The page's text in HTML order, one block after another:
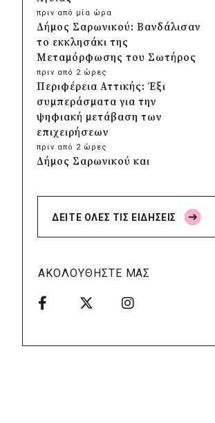
πριν από μία ώρα
Δήμος Σαρωνικού: Βανδάλισαν
το εκκλησάκι της
Μεταμόρφωσης του Σωτήρος
πριν από 2 ώρες
Περιφέρεια Αττικής: Έξι
συμπεράσματα για την
ψηφιακή μετάβαση των
επιχειρήσεων
πριν από 2 ώρες
Δήμος Σαρωνικού και
πριν από 2 ώρες
Δήμος Κυθήρων: Απαγόρευση
Λυκοδήμου για λόγους
πριν από 2 ώρες
Προφυλακίστηκε ο δήμαρχος
ΔΕΙΤΕ ΟΛΕΣ ΤΙΣ ΕΙΔΗΣΕΙΣ
ΑΚΟΛΟΥΘΗΣΤΕ ΜΑΣ